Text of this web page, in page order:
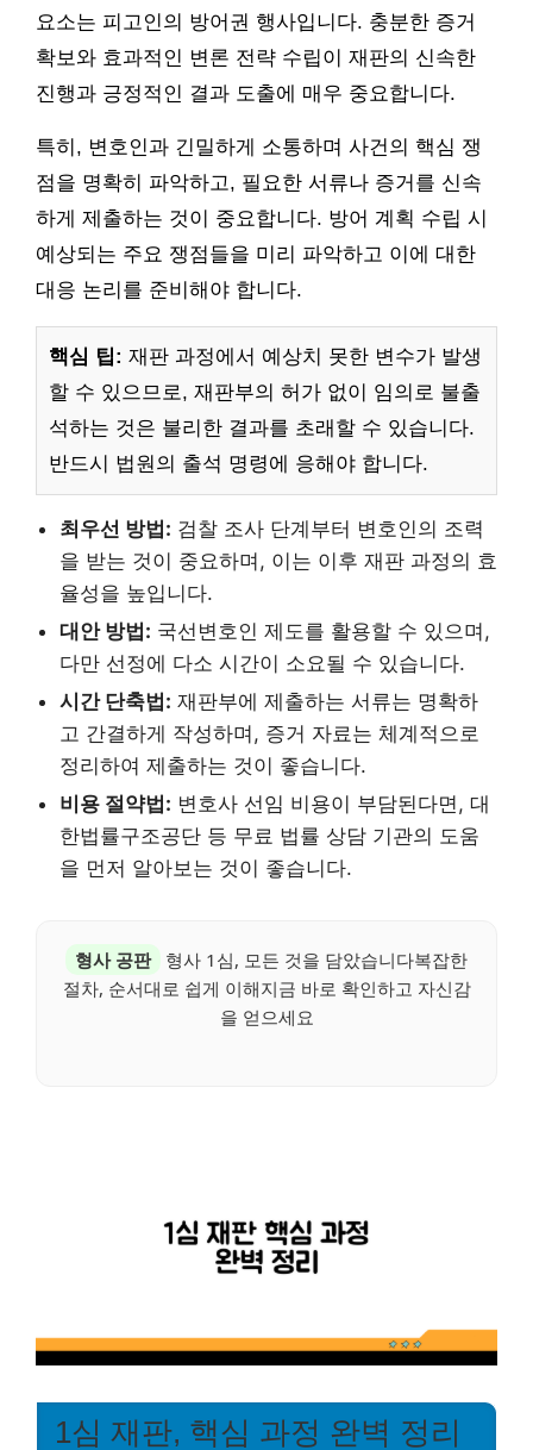
요소는 피고인의 방어권 행사입니다. 충분한 증거
확보와 효과적인 변론 전략 수립이 재판의 신속한
진행과 긍정적인 결과 도출에 매우 중요합니다.
특히, 변호인과 긴밀하게 소통하며 사건의 핵심 쟁
점을 명확히 파악하고, 필요한 서류나 증거를 신속
하게 제출하는 것이 중요합니다. 방어 계획 수립 시
예상되는 주요 쟁점들을 미리 파악하고 이에 대한
대응 논리를 준비해야 합니다.
핵심 팁: 재판 과정에서 예상치 못한 변수가 발생
할 수 있으므로, 재판부의 허가 없이 임의로 불출
석하는 것은 불리한 결과를 초래할 수 있습니다.
반드시 법원의 출석 명령에 응해야 합니다.
최우선 방법: 검찰 조사 단계부터 변호인의 조력
을 받는 것이 중요하며, 이는 이후 재판 과정의 효
율성을 높입니다.
대안 방법: 국선변호인 제도를 활용할 수 있으며,
다만 선정에 다소 시간이 소요될 수 있습니다.
시간 단축법: 재판부에 제출하는 서류는 명확하
고 간결하게 작성하며, 증거 자료는 체계적으로
정리하여 제출하는 것이 좋습니다.
비용 절약법: 변호사 선임 비용이 부담된다면, 대
한법률구조공단 등 무료 법률 상담 기관의 도움
을 먼저 알아보는 것이 좋습니다.
형사 공판
형사 1심, 모든 것을 담았습니다복잡한
절차, 순서대로 쉽게 이해지금 바로 확인하고 자신감
을 얻으세요
1심 재판, 핵심 과정 완벽 정리